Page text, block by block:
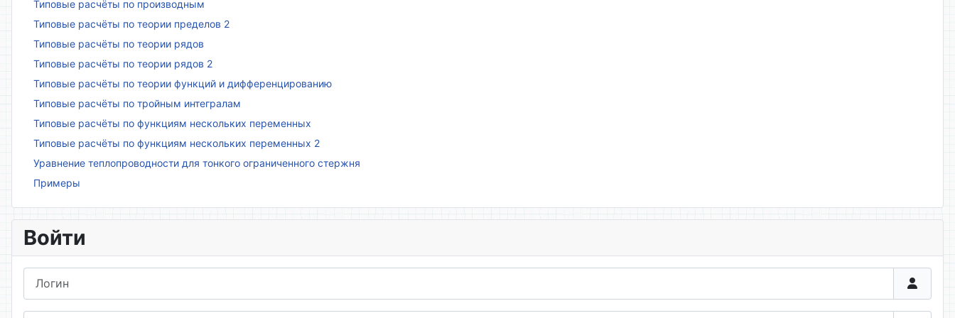
Типовые расчёты по производным
Типовые расчёты по теории пределов 2
Типовые расчёты по теории рядов
Типовые расчёты по теории рядов 2
Типовые расчёты по теории функций и дифференцированию
Типовые расчёты по тройным интегралам
Типовые расчёты по функциям нескольких переменных
Типовые расчёты по функциям нескольких переменных 2
Уравнение теплопроводности для тонкого ограниченного стержня
Примеры
Войти